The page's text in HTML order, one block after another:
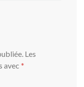
Les
avec *